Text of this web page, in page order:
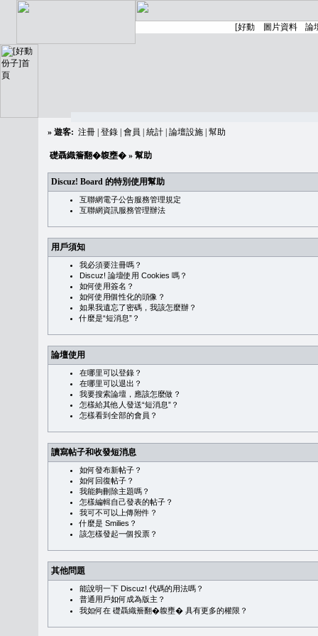
» 遊客: 注冊 登錄 會員 統計 論壇設施 幫助
礎聶織簷翻�䪖壅� » 幫助
Discuz! Board 的特別使用幫助
互聯網電子公告服務管理規定
互聯網資訊服務管理辦法
用戶須知
我必須要注冊嗎？
Discuz! 論壇使用 Cookies 嗎？
如何使用簽名？
如何使用個性化的頭像？
如果我遺忘了密碼，我該怎麼辦？
什麼是“短消息”？
論壇使用
在哪里可以登錄？
在哪里可以退出？
我要搜索論壇，應該怎麼做？
怎樣給其他人發送“短消息”？
怎樣看到全部的會員？
讀寫帖子和收發短消息
如何發布新帖子？
如何回復帖子？
我能夠刪除主題嗎？
怎樣編輯自己發表的帖子？
我可不可以上傳附件？
什麼是 Smilies？
該怎樣發起一個投票？
其他問題
能說明一下 Discuz! 代碼的用法嗎？
普通用戶如何成為版主？
我如何在 礎聶織簷翻�䪖壅� 具有更多的權限？